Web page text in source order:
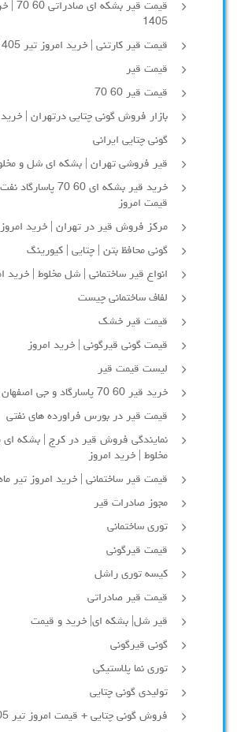
قیمت
1405
قیمت قیر کارتنی | خرید امروز تیر 1405
قیمت قیر
قیمت قیر 60 70
بازار فروش گونی چتایی درتهران | خرید
گونی چتایی ایرانی
قیر فروشی تهران | بشکه ای شل و
خرید قیر بشکه ای 60 70
قیمت امروز
مرکز فروش قیر در تهران | خرید امروز
گونی محافظ بتن | چتایی | کیورینگ
انواع قیر ساختمانی | شل مخلوط | خرید
لفاف ساختمانی چیست
قیمت قیر خشک
قیمت گونی قیرگونی | خرید امروز
لیست قیمت قیر
خرید قیر 60 70 پاسارگاد و جی اصفهان | قیمت امروز
قیمت قیر در بورس فراورده های نفتی
نمایندگی فروش قیر در کرج | بشکه ای
مخلوط | خرید امروز
قیمت قیر ساختمانی | خرید امروز تیر ماه
مجوز صادرات قیر
توری ساختمانی
قیمت قیرگونی
کیسه توری راشل
قیمت قیر صادراتی
قیر شل| بشکه ای| خرید و قیمت
گونی قیرگونی
توری نما پلاستیکی
تولیدی گونی چتایی
فروش گونی چتایی + قیمت امروز تیر 1405